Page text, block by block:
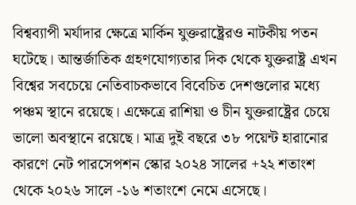
বিশ্বব্যাপী মর্যাদার ক্ষেত্রে মার্কিন যুক্তরাষ্ট্রেরও নাটকীয় পতন
ঘটেছে। আন্তর্জাতিক গ্রহণযোগ্যতার দিক থেকে যুক্তরাষ্ট্র এখন
বিশ্বের সবচেয়ে নেতিবাচকভাবে বিবেচিত দেশগুলোর মধ্যে
পঞ্চম স্থানে রয়েছে। এক্ষেত্রে রাশিয়া ও চীন যুক্তরাষ্ট্রের চেয়ে
ভালো অবস্থানে রয়েছে। মাত্র দুই বছরে ৩৮ পয়েন্ট হারানোর
কারণে নেট পারসেপশন স্কোর ২০২৪ সালের +২২ শতাংশ
থেকে ২০২৬ সালে -১৬ শতাংশে নেমে এসেছে।